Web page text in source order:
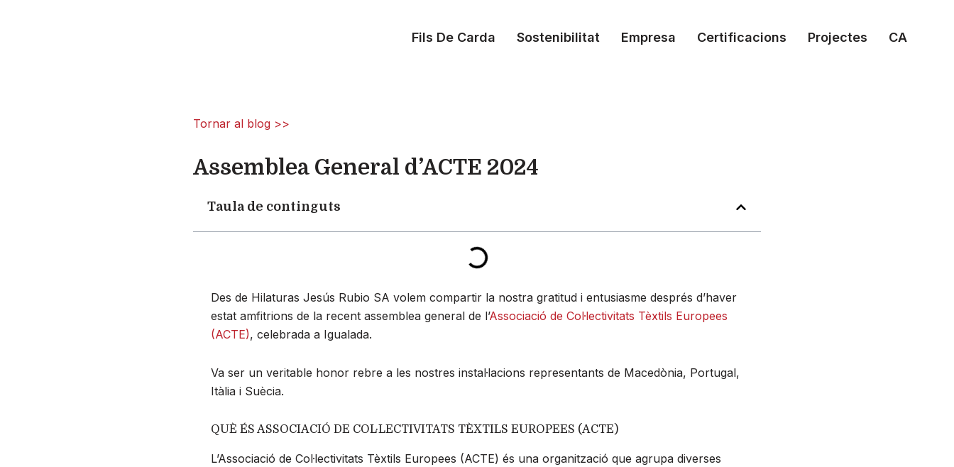
Fils De Carda Sostenibilitat Empresa Certificacions Projectes CA
Tornar al blog >>
Assemblea General d’ACTE 2024
Taula de continguts
Des de Hilaturas Jesús Rubio SA volem compartir la nostra gratitud i entusiasme després d’haver
estat amfitrions de la recent assemblea general de l’Associació de Col·lectivitats Tèxtils Europees
(ACTE), celebrada a Igualada.
Va ser un veritable honor rebre a les nostres instal·lacions representants de Macedònia, Portugal,
Itàlia i Suècia.
QUÈ ÉS ASSOCIACIÓ DE COL·LECTIVITATS TÈXTILS EUROPEES (ACTE)
L’Associació de Col·lectivitats Tèxtils Europees (ACTE) és una organització que agrupa diverses